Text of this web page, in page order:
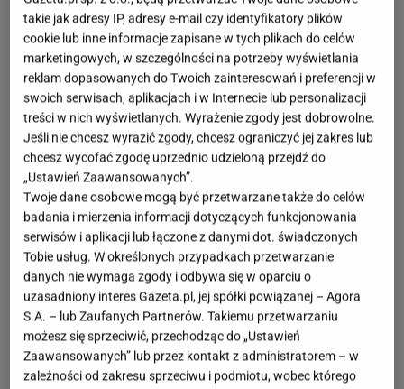
takie jak adresy IP, adresy e-mail czy identyfikatory plików
cookie lub inne informacje zapisane w tych plikach do celów
marketingowych, w szczególności na potrzeby wyświetlania
reklam dopasowanych do Twoich zainteresowań i preferencji w
swoich serwisach, aplikacjach i w Internecie lub personalizacji
treści w nich wyświetlanych. Wyrażenie zgody jest dobrowolne.
Jeśli nie chcesz wyrazić zgody, chcesz ograniczyć jej zakres lub
chcesz wycofać zgodę uprzednio udzieloną przejdź do
„Ustawień Zaawansowanych”.
Twoje dane osobowe mogą być przetwarzane także do celów
badania i mierzenia informacji dotyczących funkcjonowania
serwisów i aplikacji lub łączone z danymi dot. świadczonych
Tobie usług. W określonych przypadkach przetwarzanie
danych nie wymaga zgody i odbywa się w oparciu o
uzasadniony interes Gazeta.pl, jej spółki powiązanej – Agora
S.A. – lub Zaufanych Partnerów. Takiemu przetwarzaniu
możesz się sprzeciwić, przechodząc do „Ustawień
Zaawansowanych” lub przez kontakt z administratorem – w
zależności od zakresu sprzeciwu i podmiotu, wobec którego